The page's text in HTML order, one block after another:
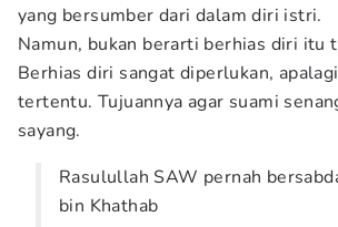
yang bersumber dari dalam diri istri.
Namun, bukan berarti berhias diri itu
Berhias diri sangat diperlukan,
tertentu. Tujuannya agar suami
sayang.
Rasulullah SAW pernah
bin Khathab